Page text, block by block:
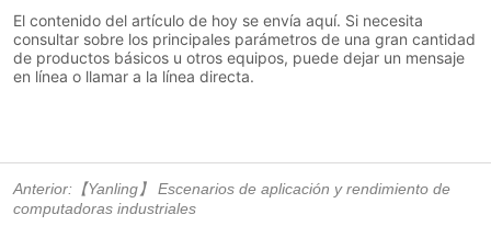
Anterior: 【Yanling】 Escenarios de aplicación y rendimiento de
computadoras industriales